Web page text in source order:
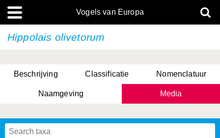
Vogels van Europa
Hippolais olivetorum
Beschrijving Classificatie Nomenclatuur
Naamgeving Media